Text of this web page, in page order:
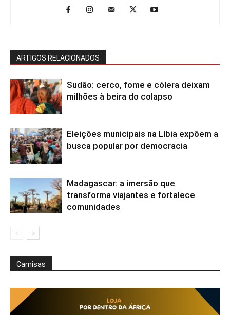
ARTIGOS RELACIONADOS
Sudão: cerco, fome e cólera deixam
milhões à beira do colapso
Eleições municipais na Líbia expõem a
busca popular por democracia
Madagascar: a imersão que
transforma viajantes e fortalece
comunidades
Camisas